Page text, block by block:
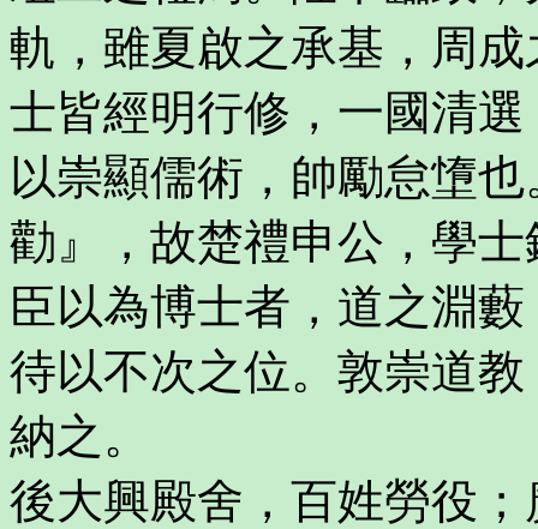
軌，雖夏啟之承基，周
士皆經明行修，一國清
以崇顯儒術，帥勵怠墯
勸』，故楚禮申公，學
臣以為博士者，道之淵
待以不次之位。敦崇道
納之。
後大興殿舍，百姓勞役